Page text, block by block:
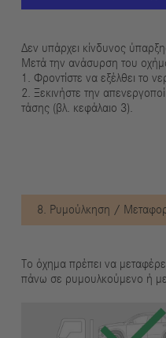
Δεν υπάρχει κίνδυνος
Μετά την ανάσυρση του
1. Φροντίστε να εξέλθει το
2. Ξεκινήστε την
τάσης (βλ. κεφάλαιο 3).
8. Ρυμούλκηση /
Το όχημα πρέπει να
πάνω σε ρυμουλκούμενο ή